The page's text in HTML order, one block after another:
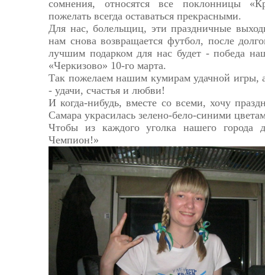
сомнения, относятся все поклонницы
пожелать всегда оставаться прекрасными.
Для нас, болельщиц, эти праздничные
нам снова возвращается футбол, после
лучшим подарком для нас будет - победа
«Черкизово» 10-го марта.
Так пожелаем нашим кумирам удачной игры,
- удачи, счастья и любви!
И когда-нибудь, вместе со всеми, хочу
Самара украсилась зелено-бело-синими
Чтобы из каждого уголка нашего города
Чемпион!»